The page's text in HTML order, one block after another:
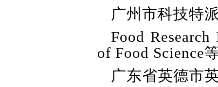
广州市科技特
Food
of Food Science
广东省英德市